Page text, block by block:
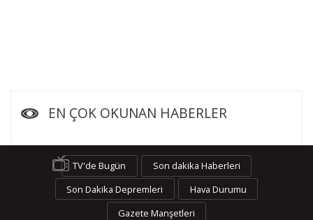
EN ÇOK OKUNAN HABERLER
TV'de Bugün
Son dakika Haberleri
Son Dakika Depremleri
Hava Durumu
Gazete Manşetleri